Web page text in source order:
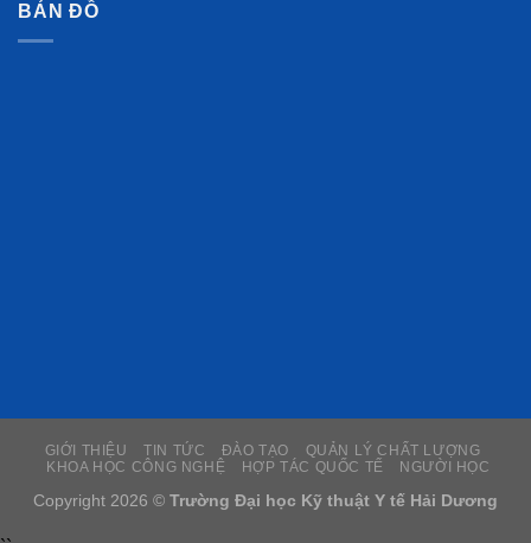
BẢN ĐỒ
GIỚI THIỆU TIN TỨC ĐÀO TẠO
QUẢN LÝ CHẤT LƯỢNG
KHOA HỌC CÔNG NGHỆ
HỢP TÁC QUỐC TẾ NGƯỜI HỌC
Copyright 2026 © Trường Đại học Kỹ thuật Y tế Hải Dương